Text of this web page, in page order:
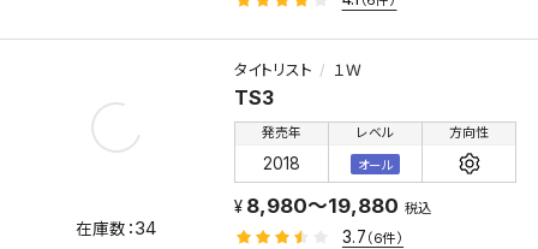
タイトリスト １Ｗ
TS3
発売年
2018
レベル
オール
方向性
34
8,980～19,880 税込
3.7 （6件）